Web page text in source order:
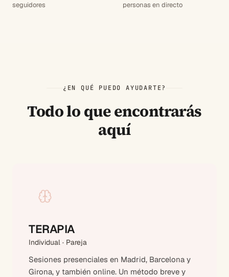
seguidores personas en directo
¿EN QUÉ PUEDO AYUDARTE?
Todo lo que encontrarás
aquí
TERAPIA
Individual · Pareja
Sesiones presenciales en Madrid, Barcelona y
Girona, y también online. Un método breve y